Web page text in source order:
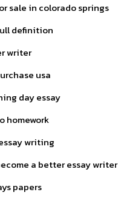
sale in colorado springs
definition
writer
usa
day essay
homework
writing
a better essay writer
papers